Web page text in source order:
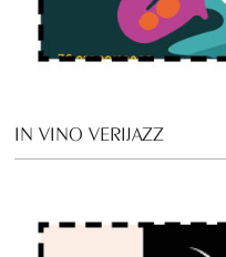
IN VINO VERIJAZZ